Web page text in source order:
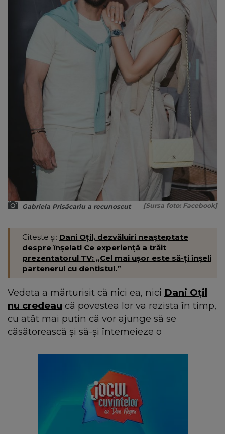
Gabriela Prisăcariu a recunoscut [Sursa foto: Facebook]
Citește și: Dani Oțil, dezvăluiri neașteptate
despre înșelat! Ce experiență a trăit
prezentatorul TV: „Cel mai ușor este să-ți înșeli
partenerul cu dentistul.”
Vedeta a mărturisit că nici ea, nici Dani Oțil
nu credeau că povestea lor va rezista în timp,
cu atât mai puțin că vor ajunge să se
căsătorească și să-și întemeieze o